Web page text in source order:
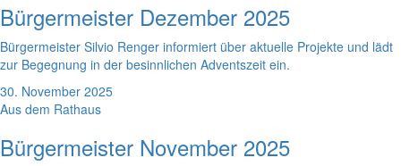
Bürgermeister Dezember 2025
Bürgermeister Silvio Renger informiert über aktuelle Projekte und lädt
zur Begegnung in der besinnlichen Adventszeit ein.
30. November 2025
Aus dem Rathaus
Bürgermeister November 2025